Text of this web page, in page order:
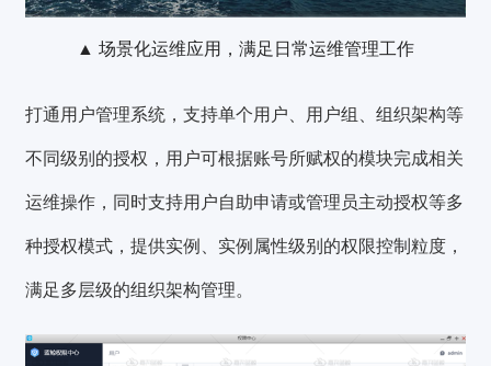
▲ 场景化运维应用，满足日常运维管理工作
打通用户管理系统，支持单个用户、用户组、组织架构等
不同级别的授权，用户可根据账号所赋权的模块完成相关
运维操作，同时支持用户自助申请或管理员主动授权等多
种授权模式，提供实例、实例属性级别的权限控制粒度，
满足多层级的组织架构管理。